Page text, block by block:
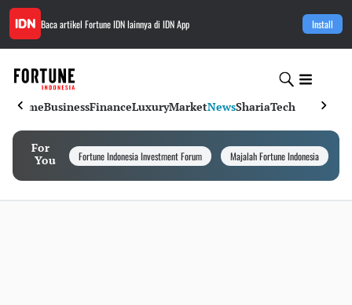
Baca artikel Fortune IDNlainnya di IDN App Install
HomeBusinessFinanceLuxuryMarketNewsShariaTech
For
You
Fortune Indonesia Investment Forum Majalah Fortune Indonesia